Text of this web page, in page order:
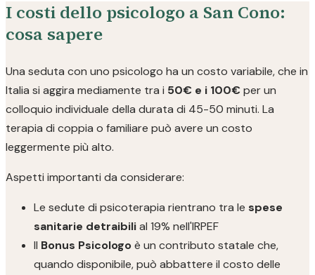
I costi dello psicologo a San Cono:
cosa sapere
Una seduta con uno psicologo ha un costo variabile, che in
Italia si aggira mediamente tra i 50€ e i 100€ per un
colloquio individuale della durata di 45-50 minuti. La
terapia di coppia o familiare può avere un costo
leggermente più alto.
Aspetti importanti da considerare:
Le sedute di psicoterapia rientrano tra le spese
sanitarie detraibilial 19% nell'IRPEF
Il Bonus Psicologoè un contributo statale che,
quando disponibile, può abbattere il costo delle